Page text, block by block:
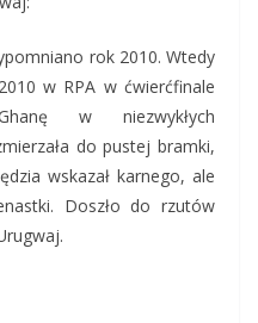
rok 2010. Wtedy
w RPA w ćwierćfinale
w niezwykłych
do pustej bramki,
wskazał karnego, ale
Doszło do rzutów